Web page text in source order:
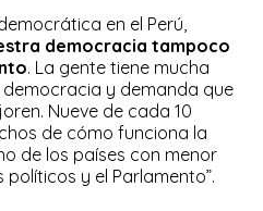
en el Perú,
democracia tampoco
. La gente tiene mucha
y demanda que
Nueve de cada 10
de cómo funciona la
de los países con menor
y el Parlamento”.